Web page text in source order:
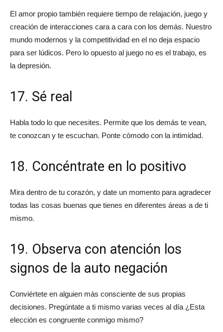
El amor propio también requiere tiempo de relajación, juego y
creación de interacciones cara a cara con los demás. Nuestro
mundo modernos y la competitividad en el no deja espacio
para ser lúdicos. Pero lo opuesto al juego no es el trabajo, es
la depresión.
17. Sé real
Habla todo lo que necesites. Permite que los demás te vean,
te conozcan y te escuchan. Ponte cómodo con la intimidad.
18. Concéntrate en lo positivo
Mira dentro de tu corazón, y date un momento para agradecer
todas las cosas buenas que tienes en diferentes áreas a de ti
mismo.
19. Observa con atención los
signos de la auto negación
Conviértete en alguien más consciente de sus propias
decisiones. Pregúntate a ti mismo varias veces al día ¿Esta
elección es congruente conmigo mismo?